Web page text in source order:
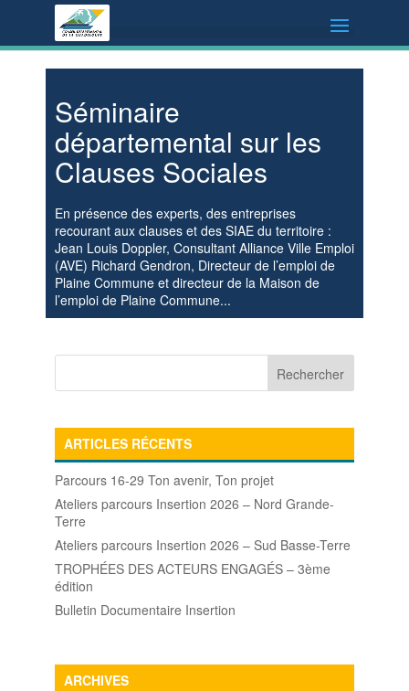
Séminaire
départemental sur les
Clauses Sociales
En présence des experts, des entreprises
recourant aux clauses et des SIAE du territoire :
Jean Louis Doppler, Consultant Alliance Ville Emploi
(AVE) Richard Gendron, Directeur de l’emploi de
Plaine Commune et directeur de la Maison de
l’emploi de Plaine Commune...
ARTICLES RÉCENTS
Parcours 16-29 Ton avenir, Ton projet
Ateliers parcours Insertion 2026 – Nord Grande-
Terre
Ateliers parcours Insertion 2026 – Sud Basse-Terre
TROPHÉES DES ACTEURS ENGAGÉS – 3ème
édition
Bulletin Documentaire Insertion
ARCHIVES